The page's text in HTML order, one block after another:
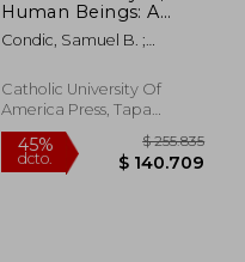
Human Beings: A
Scientific And
Philosophical
Condic, Samuel B. ;
Catholic University Of
America Press, Tapa
Blanda, Nuevo